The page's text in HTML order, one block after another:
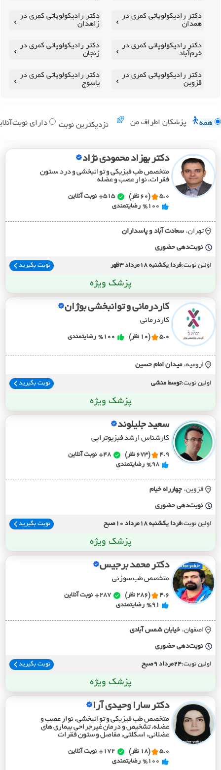
دکتر رادیکولوپاتی کمری در
همدان
دکتر رادیکولوپاتی کمری در
زاهدان
دکتر رادیکولوپاتی کمری در
خرم‌آباد
دکتر رادیکولوپاتی کمری در
زنجان
دکتر رادیکولوپاتی کمری در
قزوین
دکتر رادیکولوپاتی کمری در
یاسوج
همه پزشکان اطراف من نزدیکترین نوبت دارای
دکتر بهزاد محمودی نژاد
متخصص طب فیزیکی و توانبخشی و درد ،ستون
فقرات، نوار عصب و عضله
5.0 (60 نظر) 515+
نوبت آنلاین
%100 رضایتمندی
تهران، سعادت آباد و پاسداران
نوبت‌دهی حضوری
اولین نوبت:فردا یکشنبه 18مرداد 3ظهر نوبت بگیرید
پزشک ویژه
کاردرمانی و توانبخشی بوژان
کاردرمانی
5.0 (10 نظر) %100 رضایتمندی
ارومیه، ميدان امام حسين
اولین نوبت:توسط منشی نوبت بگیرید
پزشک ویژه
سعید جلیلوند
کارشناس ارشد فیزیوتراپی
4.9 (673 نظر) 48+
نوبت آنلاین
%98 رضایتمندی
قزوین، چهارراه خيام
نوبت‌دهی حضوری
اولین نوبت:فردا یکشنبه 18مرداد 10صبح نوبت بگیرید
پزشک ویژه
دکتر محمد برجیس
متخصص طب سوزنی
4.6 (286 نظر) 287+
نوبت آنلاین
%91 رضایتمندی
اصفهان، خيابان شمس آبادي
نوبت‌دهی حضوری
اولین نوبت:24مرداد 9صبح نوبت بگیرید
پزشک ویژه
دکتر سارا وحیدی آرا
متخصص طب فیزیکی و توانبخشی، نوار عصب و
عضله، تشخیص و درمان غیرجراحی بیماری های
عضلانی، اسکلتی، مفاصل و ستون فقرات
5.0 (18 نظر) 172+
نوبت آنلاین
%100 رضایتمندی